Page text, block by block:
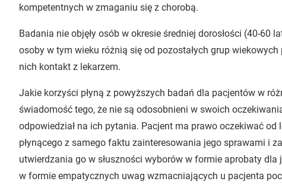
kompetentnych w zmaganiu się z chorobą.
Badania nie objęły osób w okresie średniej dorosłości (40-60
osoby w tym wieku różnią się od pozostałych grup
nich kontakt z lekarzem.
Jakie korzyści płyną z powyższych badań dla pacjentów w
świadomość tego, że nie są odosobnieni w swoich
odpowiedział na ich pytania. Pacjent ma prawo oczekiwać
płynącego z samego faktu zainteresowania jego sprawami i
utwierdzania go w słuszności wyborów w formie aprobaty
w formie empatycznych uwag wzmacniających u pacjenta